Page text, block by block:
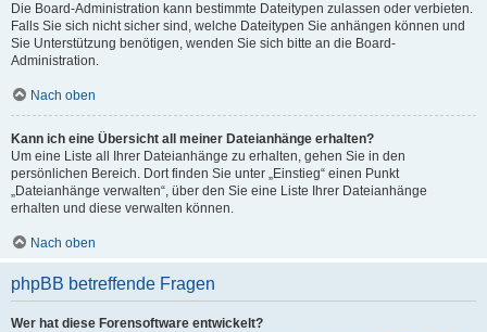
Die Board-Administration kann bestimmte Dateitypen zulassen oder verbieten.
Falls Sie sich nicht sicher sind, welche Dateitypen Sie anhängen können und
Sie Unterstützung benötigen, wenden Sie sich bitte an die Board-
Administration.
Nach oben
Kann ich eine Übersicht all meiner Dateianhänge erhalten?
Um eine Liste all Ihrer Dateianhänge zu erhalten, gehen Sie in den
persönlichen Bereich. Dort finden Sie unter „Einstieg“ einen Punkt
„Dateianhänge verwalten“, über den Sie eine Liste Ihrer Dateianhänge
erhalten und diese verwalten können.
Nach oben
phpBB betreffende Fragen
Wer hat diese Forensoftware entwickelt?